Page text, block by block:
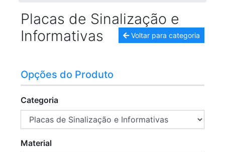
Placas de Sinalização e
Informativas
Voltar para categoria
Opções do Produto
Categoria
Material